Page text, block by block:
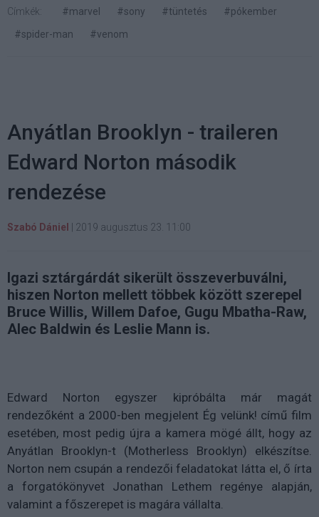
Címkék: #marvel #sony #tüntetés
#pókember
#spider-man
#venom
Anyátlan Brooklyn - traileren
Edward Norton második
rendezése
Szabó Dániel 2019 augusztus 23. 11:00
Igazi sztárgárdát sikerült összeverbuválni,
hiszen Norton mellett többek között szerepel
Bruce Willis, Willem Dafoe, Gugu Mbatha-Raw,
Alec Baldwin és Leslie Mann is.
Edward Norton egyszer kipróbálta már magát
rendezőként a 2000-ben megjelent Ég velünk! című film
esetében, most pedig újra a kamera mögé állt, hogy az
Anyátlan Brooklyn-t (Motherless Brooklyn) elkészítse.
Norton nem csupán a rendezői feladatokat látta el, ő írta
a forgatókönyvet Jonathan Lethem regénye alapján,
valamint a főszerepet is magára vállalta.